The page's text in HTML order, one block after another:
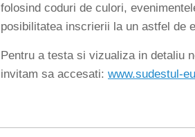
folosind coduri de culori,
posibilitatea inscrierii la un astfel de
Pentru a testa si vizualiza in detaliu
invitam sa accesati: www.sudestul-